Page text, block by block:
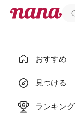
おすすめ
見つける
ランキング